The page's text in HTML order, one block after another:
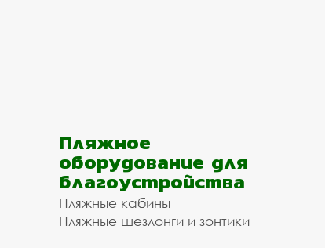
Пляжное
оборудование для
благоустройства
Пляжные кабины
Пляжные шезлонги и зонтики